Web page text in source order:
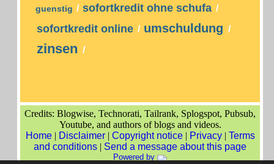
guenstig / sofortkredit ohne schufa /
sofortkredit online / umschuldung /
zinsen /
Credits: Blogwise, Technorati, Tailrank, Splogspot, Pubsub,
Youtube, and authors of blogs and videos.
Home| Disclaimer| Copyright notice| Privacy| Terms
and conditions | Send a message about this page
Powered by